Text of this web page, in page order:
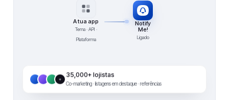
A tua app
Tema · API ·
Plataforma
Notify
Me!
Ligado
35,000+ lojistas
Co-marketing · listagens em destaque · referências